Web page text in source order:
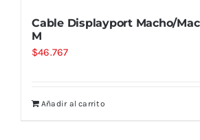
Cable Displayport Macho/
M
$46.767
Añadir al carrito